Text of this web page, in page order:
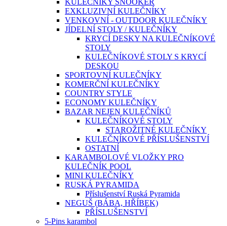
KULEČNÍKY SNOOKER
EXKLUZIVNÍ KULEČNÍKY
VENKOVNÍ - OUTDOOR KULEČNÍKY
JÍDELNÍ STOLY / KULEČNÍKY
KRYCÍ DESKY NA KULEČNÍKOVÉ
STOLY
KULEČNÍKOVÉ STOLY S KRYCÍ
DESKOU
SPORTOVNÍ KULEČNÍKY
KOMERČNÍ KULEČNÍKY
COUNTRY STYLE
ECONOMY KULEČNÍKY
BAZAR NEJEN KULEČNÍKŮ
KULEČNÍKOVÉ STOLY
STAROŽITNÉ KULEČNÍKY
KULEČNÍKOVÉ PŘÍSLUŠENSTVÍ
OSTATNÍ
KARAMBOLOVÉ VLOŽKY PRO
KULEČNÍK POOL
MINI KULEČNÍKY
RUSKÁ PYRAMIDA
Příslušenství Ruská Pyramida
NEGUŠ (BÁBA, HŘÍBEK)
PŘÍSLUŠENSTVÍ
5-Pins karambol